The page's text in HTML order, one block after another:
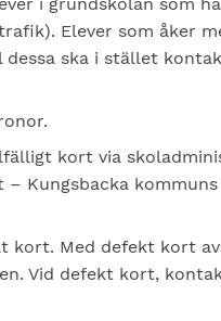
Elever som åker
dessa ska i stället
kort via
Kungsbacka
kort. Med defekt kort
Vid defekt kort,